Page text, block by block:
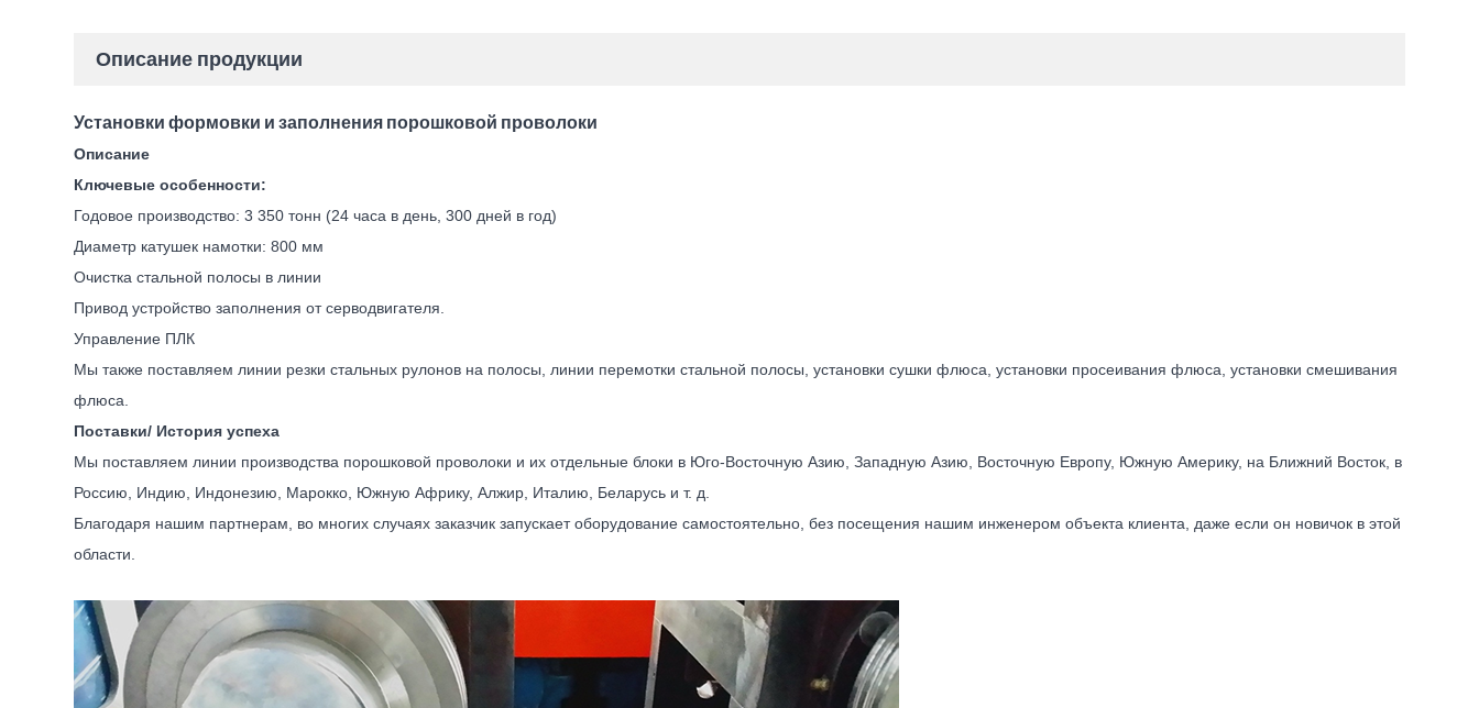
Описание продукции
Установки формовки и заполнения порошковой проволоки
Описание
Ключевые особенности:
Годовое производство: 3 350 тонн (24 часа в день, 300 дней в год)
Диаметр катушек намотки: 800 мм
Очистка стальной полосы в линии
Привод устройство заполнения от серводвигателя.
Управление ПЛК
Мы также поставляем линии резки стальных рулонов на полосы, линии перемотки стальной полосы, установки сушки флюса, установки просеивания флюса, установки смешивания
флюса.
Поставки/ История успеха
Мы поставляем линии производства порошковой проволоки и их отдельные блоки в Юго-Восточную Азию, Западную Азию, Восточную Европу, Южную Америку, на Ближний Восток, в
Россию, Индию, Индонезию, Марокко, Южную Африку, Алжир, Италию, Беларусь и т. д.
Благодаря нашим партнерам, во многих случаях заказчик запускает оборудование самостоятельно, без посещения нашим инженером объекта клиента, даже если он новичок в этой
области.